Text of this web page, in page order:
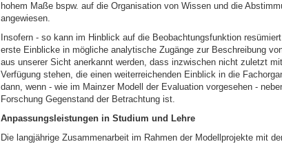
hohem Maße bspw. auf die Organisation von Wissen und die
angewiesen.
Insofern - so kann im Hinblick auf die Beobachtungsfunktion
erste Einblicke in mögliche analytische Zugänge zur Beschreibung
aus unserer Sicht anerkannt werden, dass inzwischen nicht zuletzt
Verfügung stehen, die einen weiterreichenden Einblick in die
dann, wenn - wie im Mainzer Modell der Evaluation vorgesehen -
Forschung Gegenstand der Betrachtung ist.
Anpassungsleistungen in Studium und Lehre
Die langjährige Zusammenarbeit im Rahmen der Modellprojekte mit